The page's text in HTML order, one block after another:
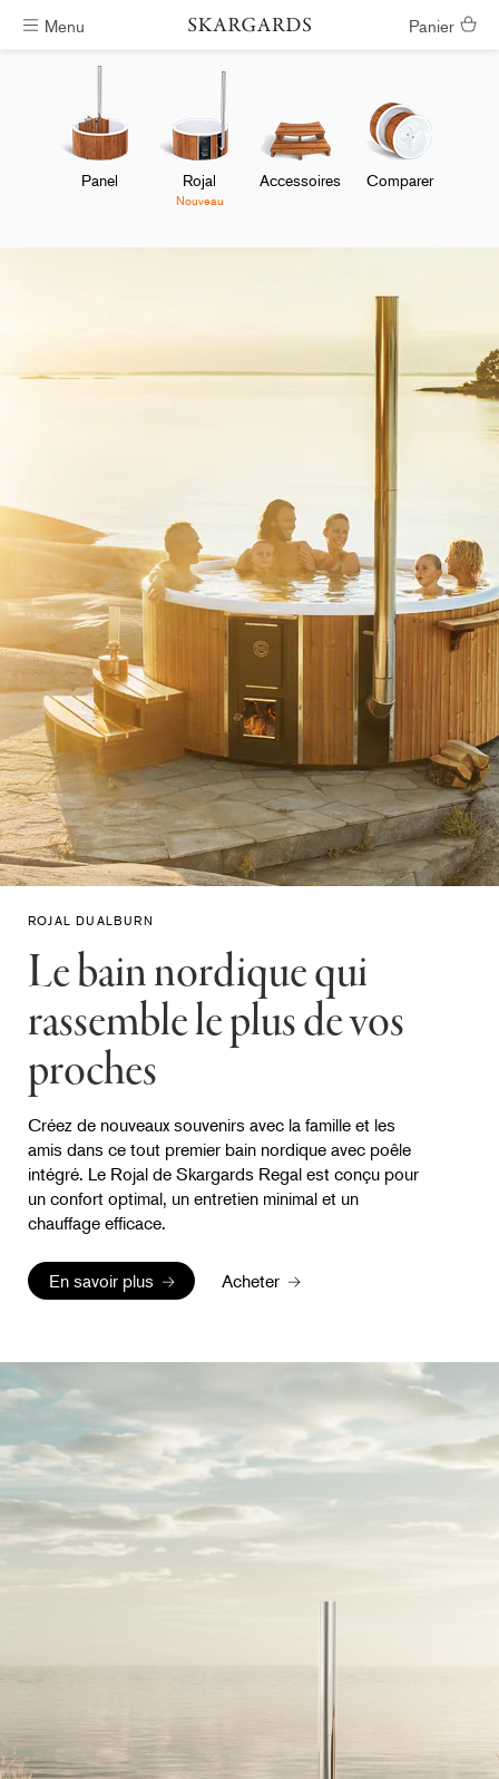
Menu Livraison gratuite Panier
Panel Rojal
Nouveau
Accessoires Comparer
ROJAL DUALBURN
Le bain nordique qui
rassemble le plus de vos
proches
Créez de nouveaux souvenirs avec la famille et les
amis dans ce tout premier bain nordique avec poêle
intégré. Le Rojal de Skargards Regal est conçu pour
un confort optimal, un entretien minimal et un
chauffage efficace.
En savoir plus Acheter